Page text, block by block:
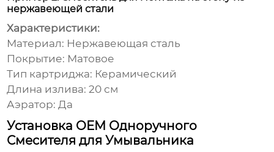
нержавеющей стали
Характеристики:
Материал: Нержавеющая сталь
Покрытие: Матовое
Тип картриджа: Керамический
Длина излива: 20 см
Аэратор: Да
Установка OEM Одноручного
Смесителя для Умывальника